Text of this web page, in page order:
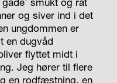
og siver ind i det
ungdommen er
en dugvåd
flyttet midt i
Jeg hører til flere
en rodfæstning, en